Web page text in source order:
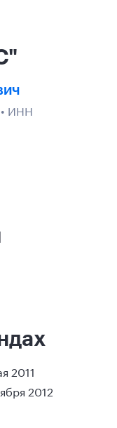
• ИНН
2011
2012